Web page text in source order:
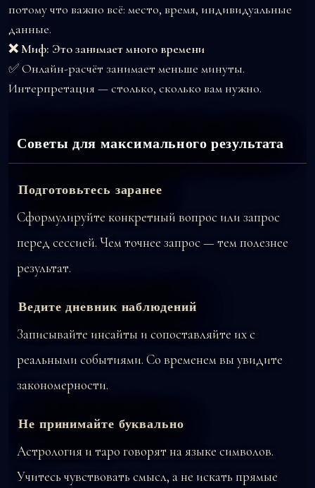
потому что важно всё: место, время, индивидуальные
данные.
❌ Миф: Это занимает много времени
✅ Онлайн-расчёт занимает меньше минуты.
Интерпретация — столько, сколько вам нужно.
Советы для максимального результата
Подготовьтесь заранее
Сформулируйте конкретный вопрос или запрос
перед сессией. Чем точнее запрос — тем полезнее
результат.
Ведите дневник наблюдений
Записывайте инсайты и сопоставляйте их с
реальными событиями. Со временем вы увидите
закономерности.
Не принимайте буквально
Астрология и таро говорят на языке символов.
Учитесь чувствовать смысл, а не искать прямые